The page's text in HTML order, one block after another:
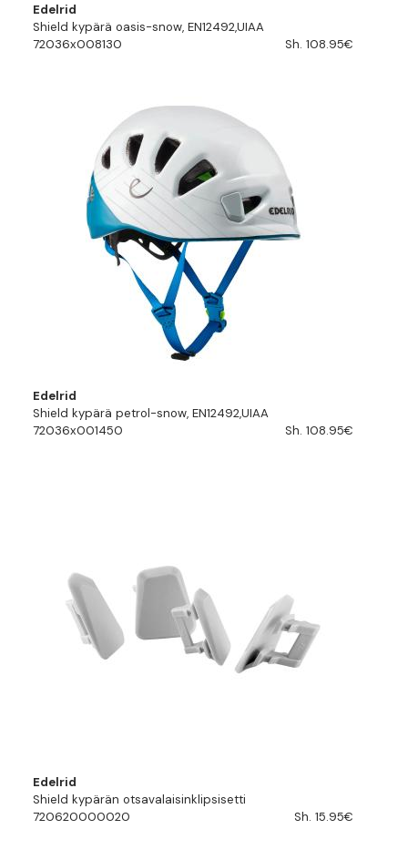
Edelrid
Shield kypärä oasis-snow, EN12492,UIAA
72036x008130
Sh. 108.95€
Edelrid
Shield kypärä petrol-snow, EN12492,UIAA
72036x001450
Sh. 108.95€
Edelrid
Shield kypärän otsavalaisinklipsisetti
720620000020
Sh. 15.95€